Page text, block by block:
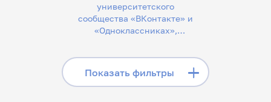
университетского
сообщества «ВКонтакте» и
«Одноклассниках»,
смотрите сюжеты на
«Rutube»
Показать фильтры
Скрыть фильтры